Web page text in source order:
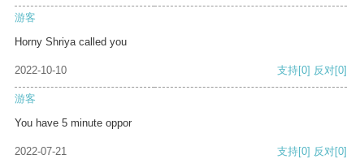
游客
Horny Shriya called you
2022-10-10 支持[0] 反对[0]
游客
You have 5 minute oppor
2022-07-21 支持[0] 反对[0]